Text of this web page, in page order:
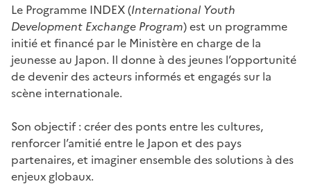
Le Programme INDEX (International Youth
Development Exchange Program) est un programme
initié et financé par le Ministère en charge de la
jeunesse au Japon. Il donne à des jeunes l’opportunité
de devenir des acteurs informés et engagés sur la
scène internationale.
Son objectif : créer des ponts entre les cultures,
renforcer l’amitié entre le Japon et des pays
partenaires, et imaginer ensemble des solutions à des
enjeux globaux.